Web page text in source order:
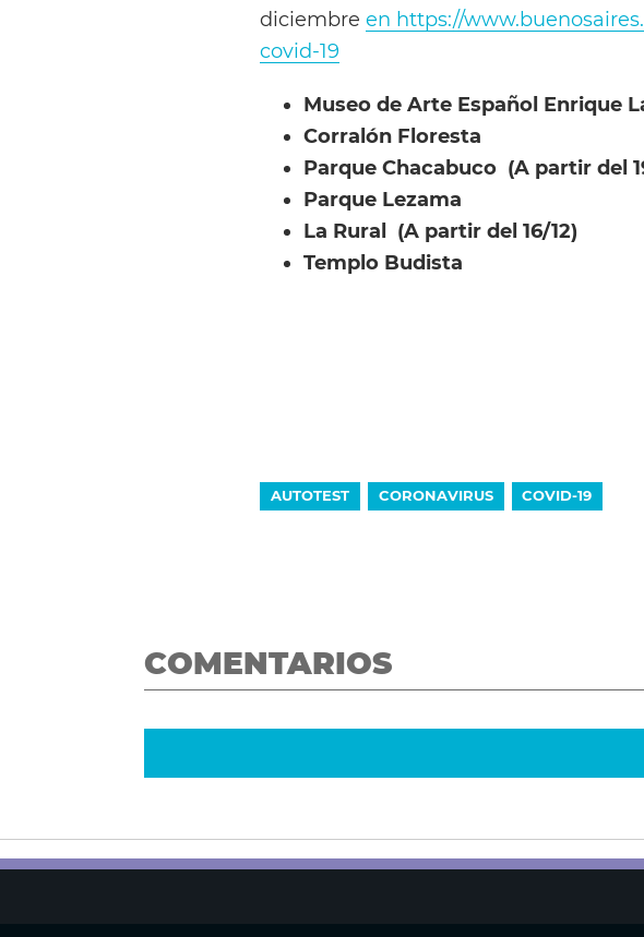
diciembre en https://
covid-19
Museo de Arte Español Enrique
Corralón Floresta
Parque Chacabuco (A partir del
Parque Lezama
La Rural (A partir del 16/12)
Templo Budista
AUTOTEST CORONAVIRUS COVID-19
COMENTARIOS